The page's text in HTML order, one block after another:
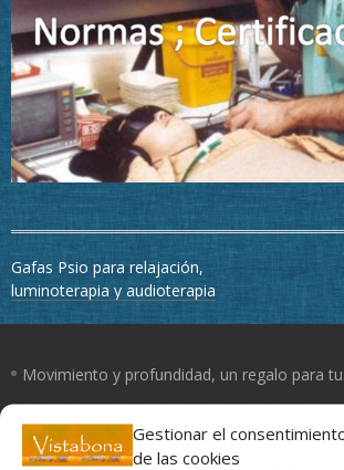
Gestionar el
de las cookies
Navegación
de
entradas
Gafas Psio para relajación,
luminoterapia y audioterapia
Movimiento y profundidad, un regalo para
Un día con mis ojos